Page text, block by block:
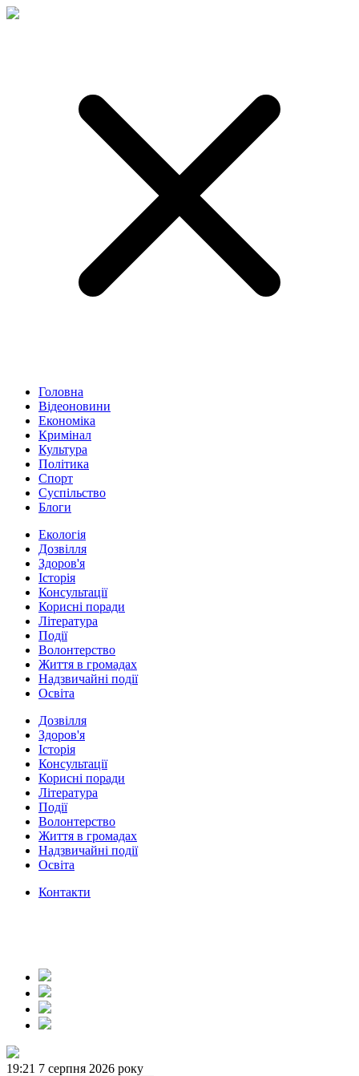
Головна
Відеоновини
Економіка
Кримінал
Культура
Політика
Спорт
Суспільство
Блоги
Екологія
Дозвілля
Здоров'я
Історія
Консультації
Корисні поради
Література
Події
Волонтерство
Життя в громадах
Надзвичайні події
Освіта
Дозвілля
Здоров'я
Історія
Консультації
Корисні поради
Література
Події
Волонтерство
Життя в громадах
Надзвичайні події
Освіта
Контакти
19:21 7 серпня 2026 року